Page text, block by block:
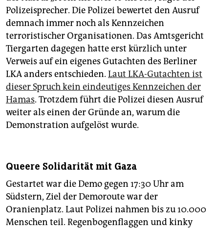
Polizeisprecher. Die Polizei bewertet den Ausruf
demnach immer noch als Kennzeichen
terroristischer Organisationen. Das Amtsgericht
Tiergarten dagegen hatte erst kürzlich unter
Verweis auf ein eigenes Gutachten des Berliner
LKA anders entschieden. Laut LKA-Gutachten ist
dieser Spruch kein eindeutiges Kennzeichen der
Hamas. Trotzdem führt die Polizei diesen Ausruf
weiter als einen der Gründe an, warum die
Demonstration aufgelöst wurde.
Queere Solidarität mit Gaza
Gestartet war die Demo gegen 17:30 Uhr am
Südstern, Ziel der Demoroute war der
Oranienplatz. Laut Polizei nahmen bis zu 10.000
Menschen teil. Regenbogenflaggen und kinky